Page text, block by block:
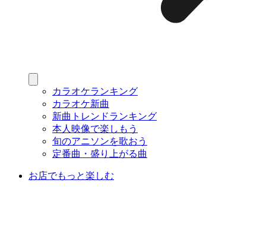
カラオケランキング
カラオケ新曲
新曲トレンドランキング
本人映像で楽しもう
旬のアニソンを歌おう
定番曲・盛り上がる曲
お店でもっと楽しむ